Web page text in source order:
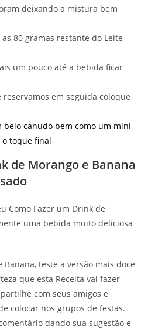
deixando a mistura bem
80 gramas restante do Leite
um pouco até a bebida ficar
reservamos em seguida coloque
belo canudo bem como um mini
toque final
de Morango e Banana
Como Fazer um Drink de
uma bebida muito deliciosa
Banana, teste a versão mais doce
que esta Receita vai fazer
com seus amigos e
colocar nos grupos de festas.
dando sua sugestão e